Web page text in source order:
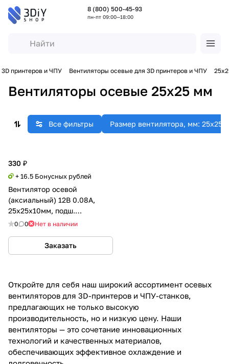
8 (800) 500-45-93
пн-пт 09:00—18:00
принтеров и ЧПУ Вентиляторы осевые для 3D принтеров и ЧПУ
Вентиляторы осевые 25x25 мм
Все фильтры Размер вентилятора, мм: 25x25
330 ₽
+ 16.5 Бонусных рублей
Вентилятор осевой
(аксиальный) 12В 0.08А,
25х25х10мм, подш.
скольжения
0 0 Нет в наличии
Заказать
Откройте для себя наш широкий ассортимент осевых
вентиляторов для 3D-принтеров и ЧПУ-станков,
предлагающих не только высокую
производительность, но и низкую цену. Наши
вентиляторы — это сочетание инновационных
технологий и качественных материалов,
обеспечивающих эффективное охлаждение и